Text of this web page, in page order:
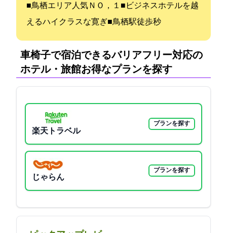
■鳥栖エリア人気ＮＯ，１■ビジネスホテルを越
えるハイクラスな寛ぎ■鳥栖駅徒歩30秒
車椅子で宿泊できるバリアフリー対応の
ホテル・旅館:お得なプランを探す
楽天トラベル
プランを探す
じゃらん
プランを探す